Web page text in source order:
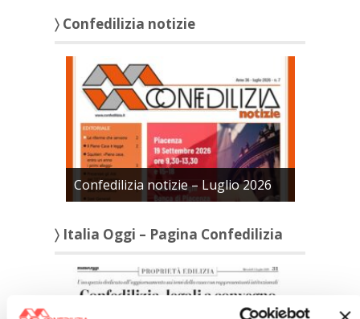
〉 Confedilizia notizie
Confedilizia notizie – Luglio 2026
〉 Italia Oggi – Pagina Confedilizia